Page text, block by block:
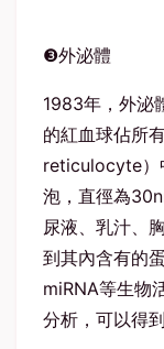
❸外泌體
1983年，外泌
的紅血球佔所
reticulocyte）
泡，直徑為
尿液、乳汁、
到其內含有的
miRNA等生物
分析，可以得